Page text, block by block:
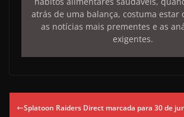
atrás de uma balança, costuma estar
as notícias mais prementes e as
exigentes.
Splatoon Raiders Direct marcada para 30 de